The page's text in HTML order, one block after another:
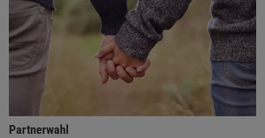
Partnerwahl